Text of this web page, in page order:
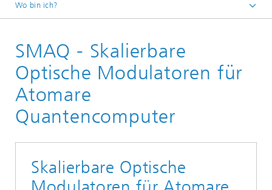
Wo bin ich?
Märkte und Applikationen
Quantentechnologien
SMAQ - Skalierbare
Optische Modulatoren für
Atomare
Quantencomputer
Skalierbare Optische